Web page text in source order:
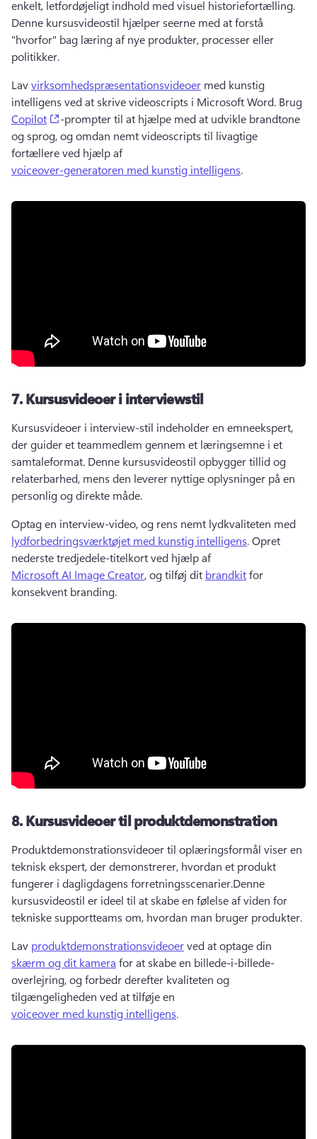
Denne kursusvideostil hjælper seerne med at forstå
"hvorfor" bag læring af nye produkter, processer eller
politikker.
Lav virksomhedspræsentationsvideoer med kunstig
intelligens ved at skrive videoscripts i Microsoft Word. Brug
Copilot
(opens in a new tab)
-prompter til at hjælpe med at udvikle brandtone
og sprog, og omdan nemt videoscripts til livagtige
fortællere ved hjælp af
voiceover-generatoren med kunstig intelligens.
7.Kursusvideoer i interviewstil
Kursusvideoer i interview-stil indeholder en emneekspert,
der guider et teammedlem gennem et læringsemne i et
samtaleformat. Denne kursusvideostil opbygger tillid og
relaterbarhed, mens den leverer nyttige oplysninger på en
personlig og direkte måde.
Optag en interview-video, og rens nemt lydkvaliteten med
lydforbedringsværktøjet med kunstig intelligens. Opret
nederste tredjedele-titelkort ved hjælp af
Microsoft AI Image Creator, og tilføj dit brandkit for
konsekvent branding.
8.Kursusvideoer til produktdemonstration
Produktdemonstrationsvideoer til oplæringsformål viser en
teknisk ekspert, der demonstrerer, hvordan et produkt
fungerer i dagligdagens forretningsscenarier.Denne
kursusvideostil er ideel til at skabe en følelse af viden for
tekniske supportteams om, hvordan man bruger produkter.
Lav produktdemonstrationsvideoer ved at optage din
skærm og dit kamera for at skabe en billede-i-billede-
overlejring, og forbedr derefter kvaliteten og
tilgængeligheden ved at tilføje en
voiceover med kunstig intelligens.